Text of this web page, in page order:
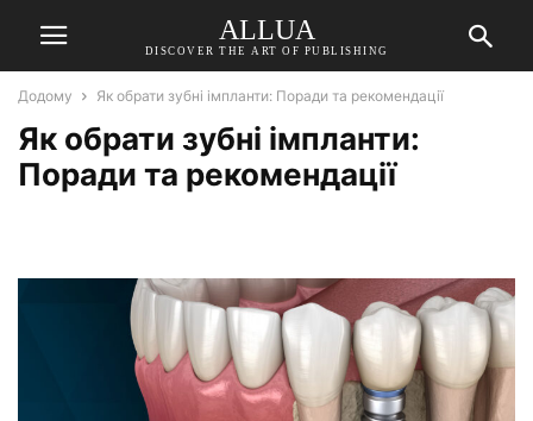
ALLUA
DISCOVER THE ART OF PUBLISHING
Додому Як обрати зубні імпланти: Поради та рекомендації
Як обрати зубні імпланти:
Поради та рекомендації